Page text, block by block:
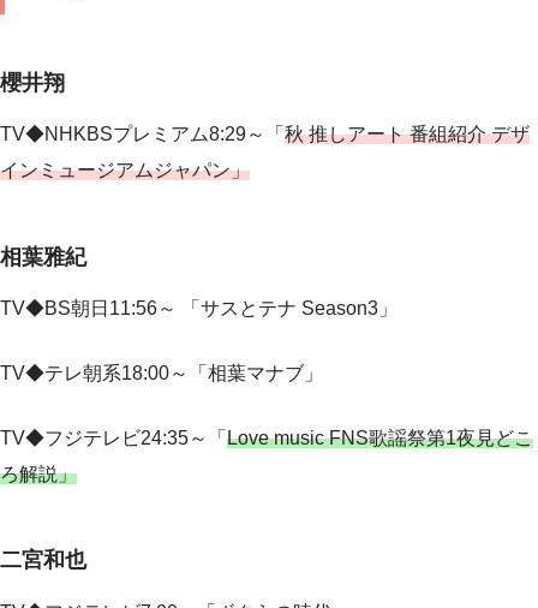
櫻井翔
TV◆NHKBSプレミアム8:29～「 秋 推しアート 番組紹介 デザ
インミュージアムジャパン」
相葉雅紀
TV◆BS朝日11:56～ 「サスとテナ Season3」
TV◆テレ朝系18:00～「相葉マナブ」
TV◆フジテレビ24:35～「 Love music FNS歌謡祭第1夜見どこ
ろ解説」
二宮和也